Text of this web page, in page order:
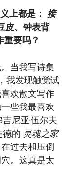
上都是： 接
皮、钟表背
重要吗？
当我写诗集
我发现触觉试
欢散文写作
些我最喜欢
尼亚·伍尔夫
德的 灵魂之家
过去和压倒
。这真是太